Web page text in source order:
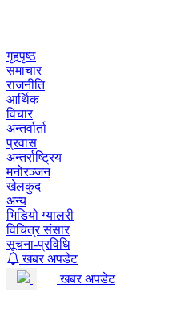
गृहपृष्ठ
समाचार
राजनीति
आर्थिक
विचार
अन्तर्वार्ता
प्रवास
अन्तर्राष्ट्रिय
मनोरञ्जन
खेलकुद
अन्य
भिडियो ग्यालरी
विचित्र संसार
सूचना-प्रविधि
खबर अपडेट
खबर अपडेट